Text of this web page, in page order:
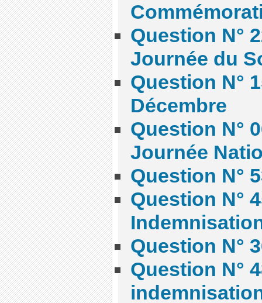
Question N°
Journée du
Question N°
Décembre
Question N°
Journée
Question N°
Question N°
Question N°
Question N°